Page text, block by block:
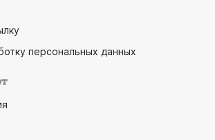
персональных данных